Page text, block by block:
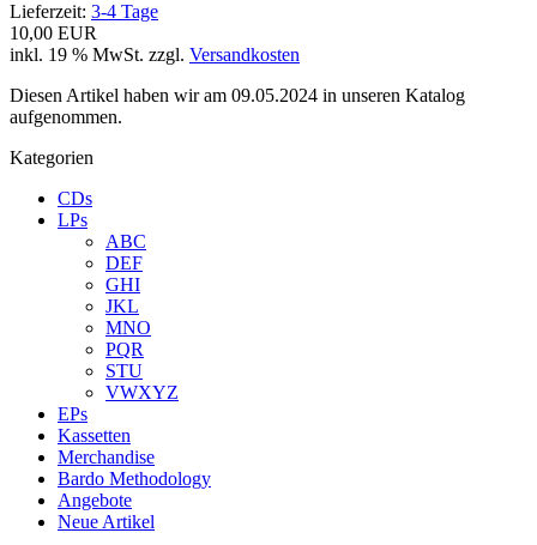
Lieferzeit: 3-4 Tage
10,00 EUR
inkl. 19 % MwSt. zzgl. Versandkosten
Diesen Artikel haben wir am 09.05.2024 in unseren Katalog
aufgenommen.
Kategorien
CDs
LPs
ABC
DEF
GHI
JKL
MNO
PQR
STU
VWXYZ
EPs
Kassetten
Merchandise
Bardo Methodology
Angebote
Neue Artikel